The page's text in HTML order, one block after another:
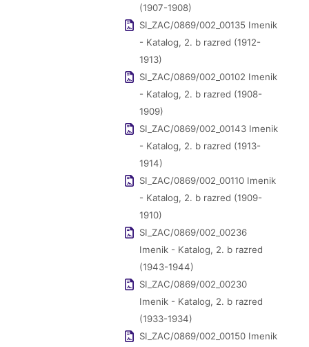
(1907-1908)
SI_ZAC/0869/002_00135 Imenik
- Katalog, 2. b razred (1912-
1913)
SI_ZAC/0869/002_00102 Imenik
- Katalog, 2. b razred (1908-
1909)
SI_ZAC/0869/002_00143 Imenik
- Katalog, 2. b razred (1913-
1914)
SI_ZAC/0869/002_00110 Imenik
- Katalog, 2. b razred (1909-
1910)
SI_ZAC/0869/002_00236
Imenik - Katalog, 2. b razred
(1943-1944)
SI_ZAC/0869/002_00230
Imenik - Katalog, 2. b razred
(1933-1934)
SI_ZAC/0869/002_00150 Imenik